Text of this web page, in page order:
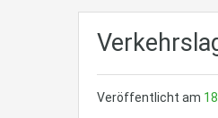
Veröffentlicht am